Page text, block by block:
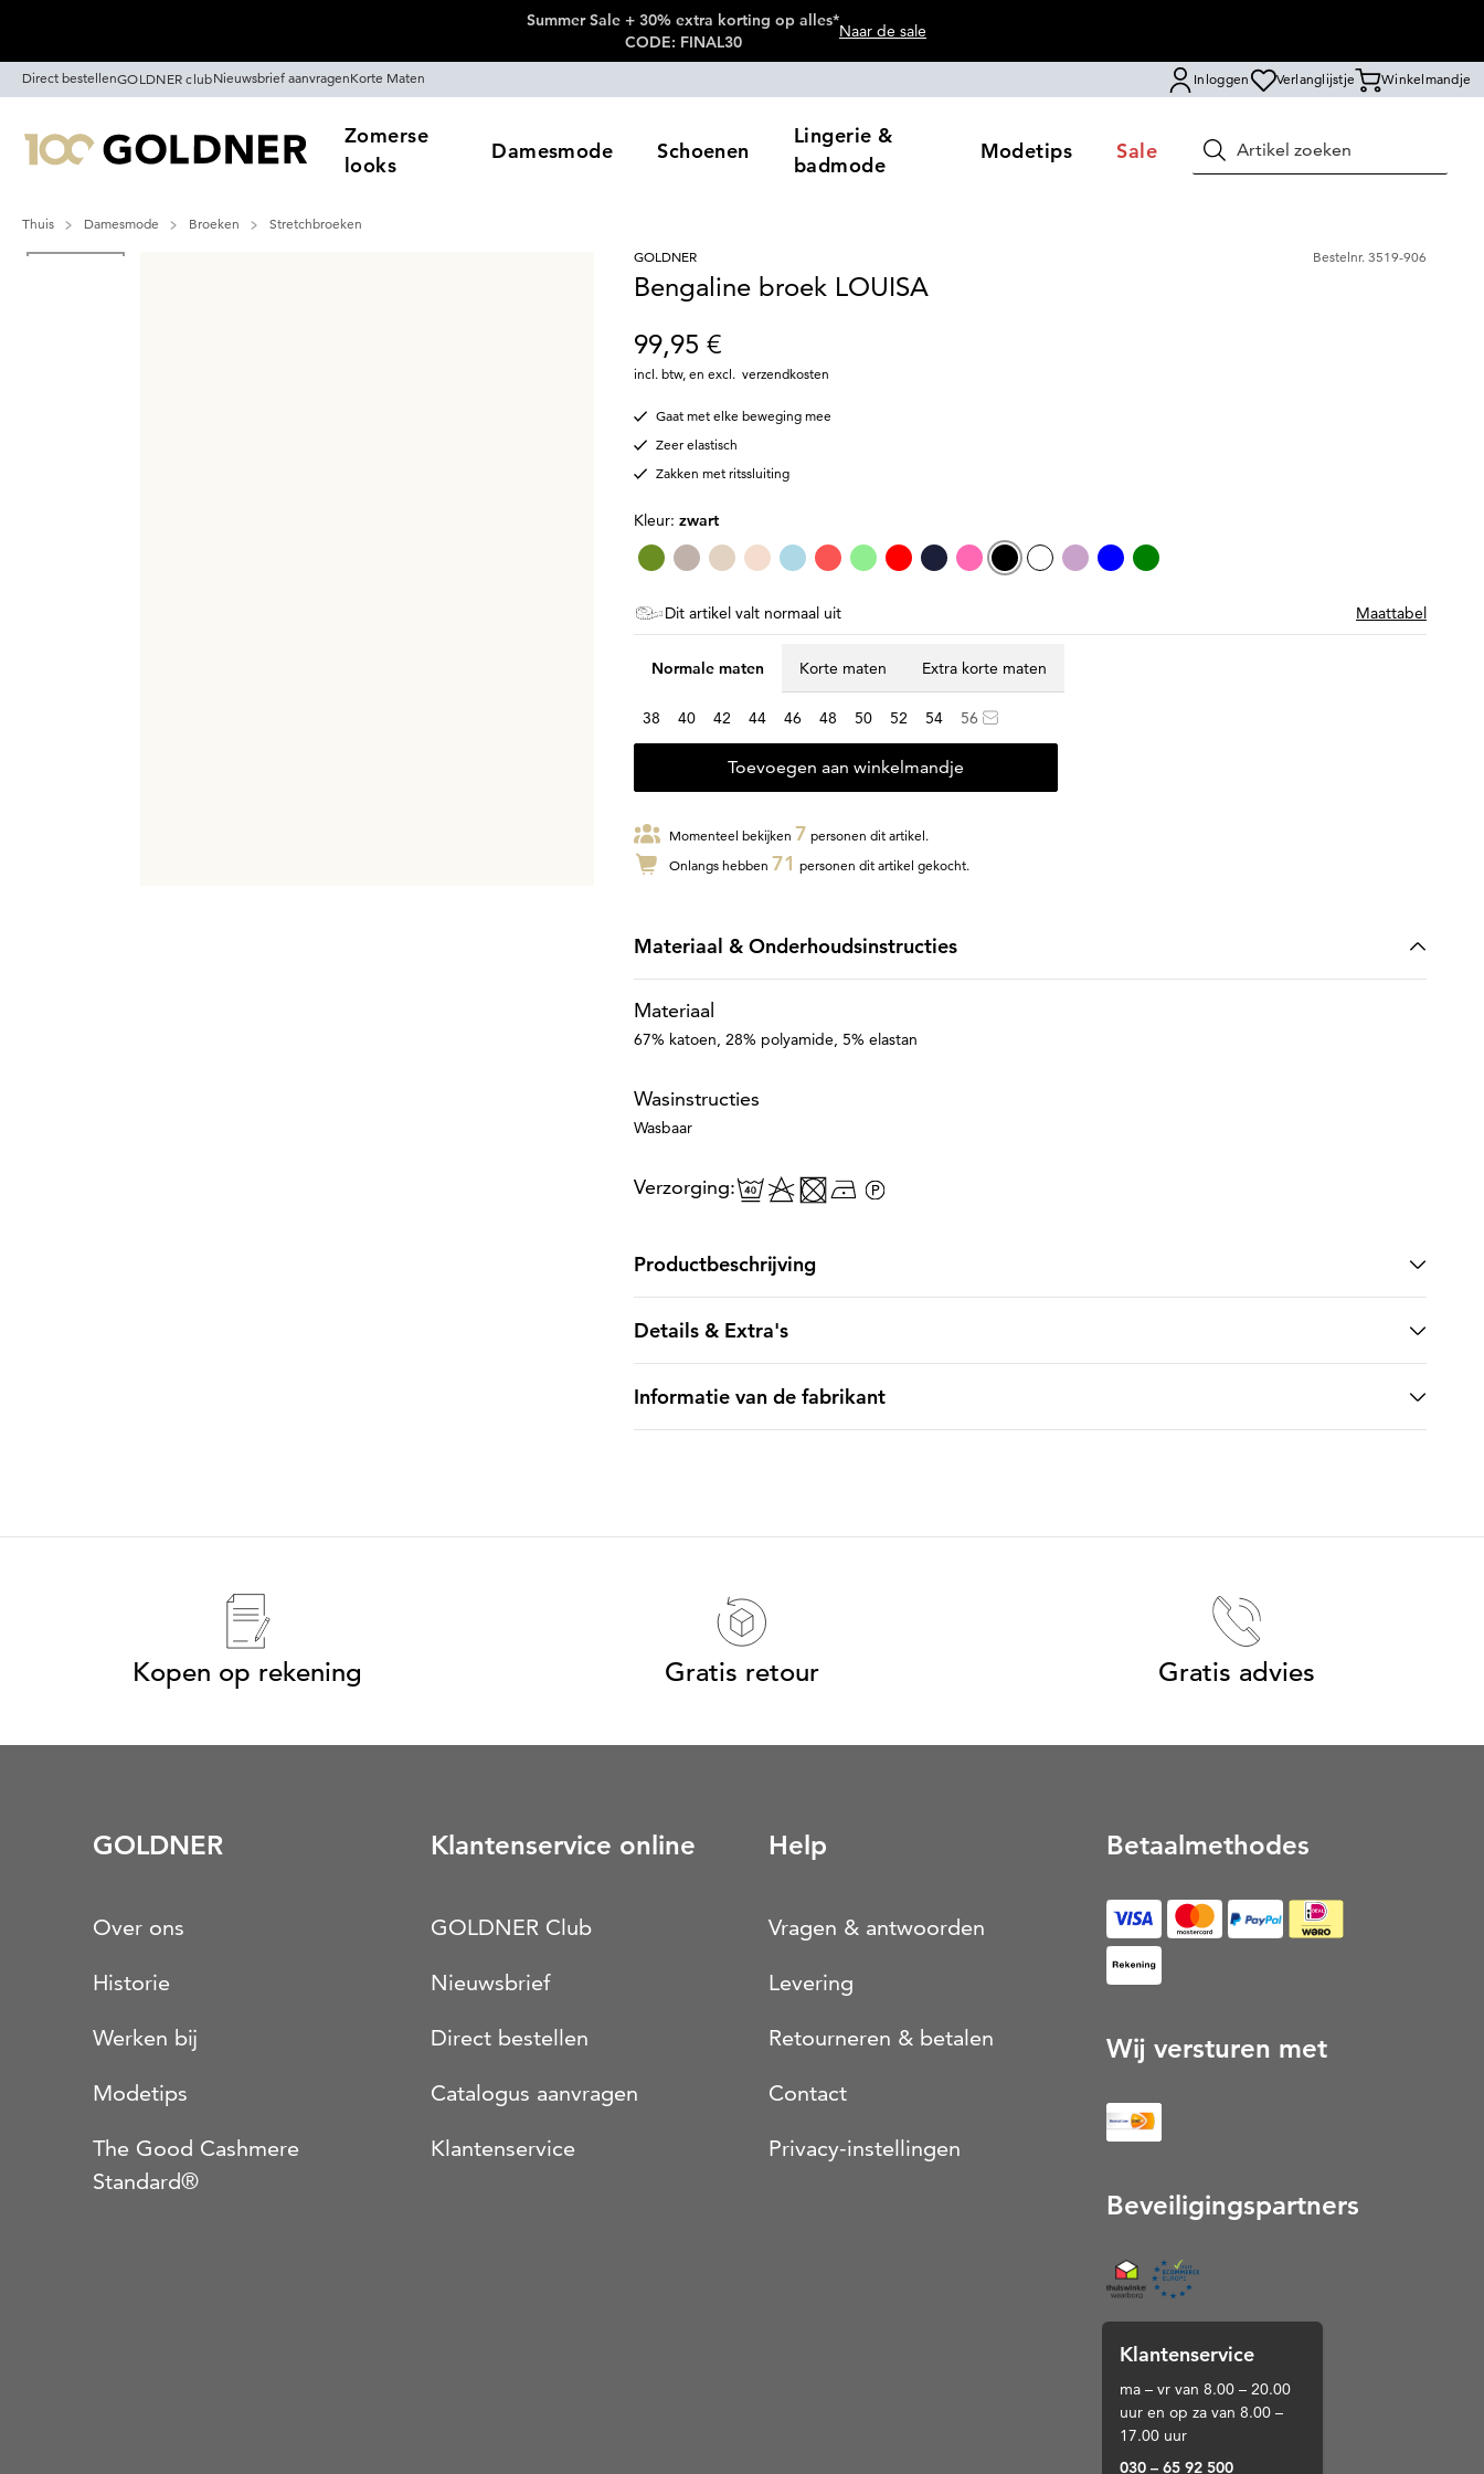
Summer Sale + 30% extra korting op alles*
CODE: FINAL30
Naar de sale
Direct bestellenGOLDNER clubNieuwsbrief aanvragenKorte Maten Inloggen Verlanglijstje Winkelmandje
Zomerse
looks
Damesmode Schoenen
Lingerie &
badmode
Modetips Sale Zoeken
Thuis Damesmode Broeken
Stretchbroeken
GOLDNER
Bestelnr. 3519-906
Bengaline broek LOUISA
99,95 €
incl. btw, en excl. verzendkosten
Gaat met elke beweging mee
Zeer elastisch
Zakken met ritssluiting
Kleur: zwart
Dit artikel valt normaal uit Maattabel
Normale maten Korte maten Extra korte maten
38 40 42 44 46 48 50 52 54 56
Toevoegen aan winkelmandje
Momenteel bekijken 7 personen dit artikel.
Onlangs hebben 71 personen dit artikel gekocht.
Materiaal & Onderhoudsinstructies
Materiaal
67% katoen, 28% polyamide, 5% elastan
Wasinstructies
Wasbaar
Verzorging:
Productbeschrijving
Details & Extra's
Informatie van de fabrikant
Kopen op rekening Gratis retour Gratis advies
GOLDNER
Over ons
Historie
Werken bij
Modetips
The Good Cashmere
Standard®
Klantenservice online
GOLDNER Club
Nieuwsbrief
Direct bestellen
Catalogus aanvragen
Klantenservice
Help
Vragen & antwoorden
Levering
Retourneren & betalen
Contact
Privacy-instellingen
Betaalmethodes
op Rekening (Opent in een nieuw tabblad)
Wij versturen met
Beveiligingspartners
Thuiswinkel (Opent in een nieuw tabblad)
Klantenservice
ma – vr van 8.00 – 20.00
uur en op za van 8.00 –
17.00 uur
030 – 65 92 500